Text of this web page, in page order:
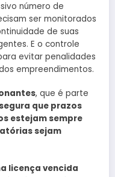
número de
ser monitorados
de suas
E o controle
evitar penalidades
empreendimentos.
, que é parte
que prazos
estejam sempre
sejam
licença vencida